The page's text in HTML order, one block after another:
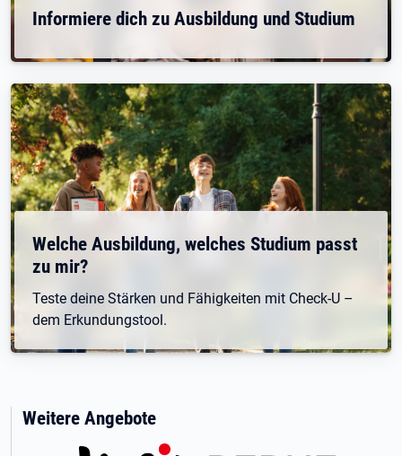
Informiere dich zu Ausbildung und Studium
Welche Ausbildung, welches Studium passt
zu mir?
Teste deine Stärken und Fähigkeiten mit Check-U –
dem Erkundungstool.
Weitere Angebote